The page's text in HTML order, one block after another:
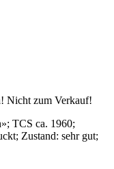
Nicht zum Verkauf!
; TCS ca. 1960;
Zustand: sehr gut;